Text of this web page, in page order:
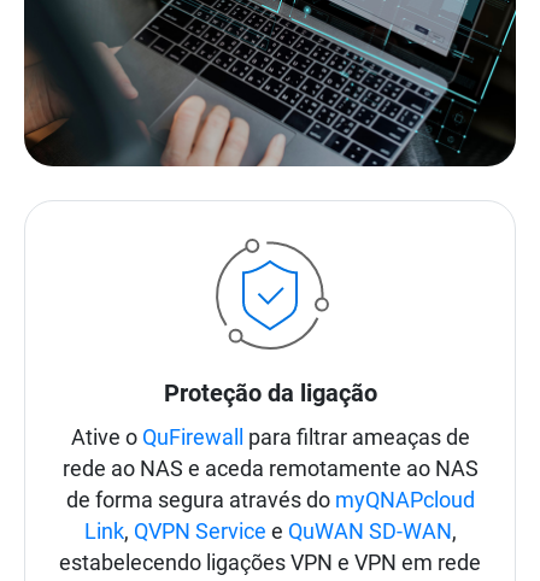
Proteção da ligação
Ative o QuFirewall
para filtrar ameaças de
rede ao NAS e aceda remotamente ao NAS
de forma segura através do myQNAPcloud
Link, QVPN Service e QuWAN SD-WAN ,
estabelecendo ligações VPN e VPN em rede